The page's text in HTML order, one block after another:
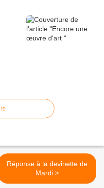
Réponse à la devinette de
Mardi >